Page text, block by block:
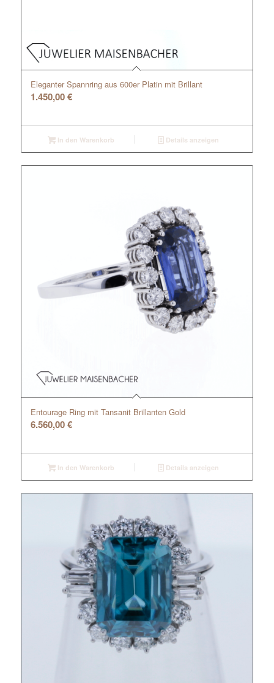
Eleganter Spannring aus 600er Platin mit Brillant
1.450,00€
In den Warenkorb Details anzeigen
Entourage Ring mit Tansanit Brillanten Gold
6.560,00€
In den Warenkorb Details anzeigen